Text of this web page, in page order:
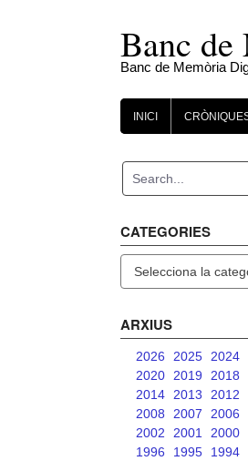
Banc
Banc de Memòria
INICI
CATEGORIES
ARXIUS
2026 2025 2024
2020
2019 2018
2014
2013 2012
2008
2007 2006
2002
2001 2000
1996
1995 1994